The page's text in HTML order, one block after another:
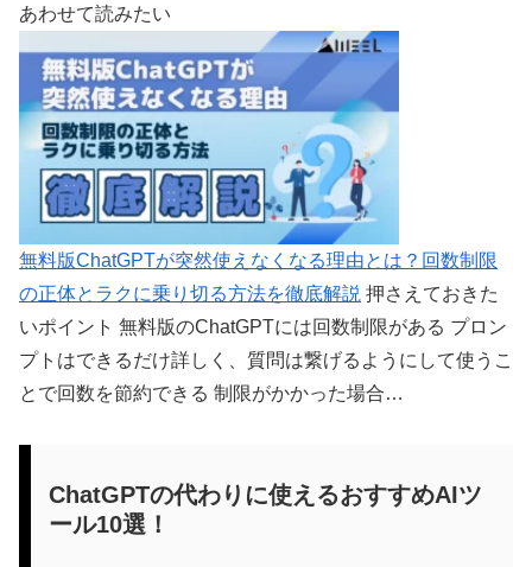
あわせて読みたい
無料版ChatGPTが突然使えなくなる理由とは？回数制限
の正体とラクに乗り切る方法を徹底解説 押さえておきた
いポイント 無料版のChatGPTには回数制限がある プロン
プトはできるだけ詳しく、質問は繋げるようにして使うこ
とで回数を節約できる 制限がかかった場合…
ChatGPTの代わりに使えるおすすめAIツ
ール10選！